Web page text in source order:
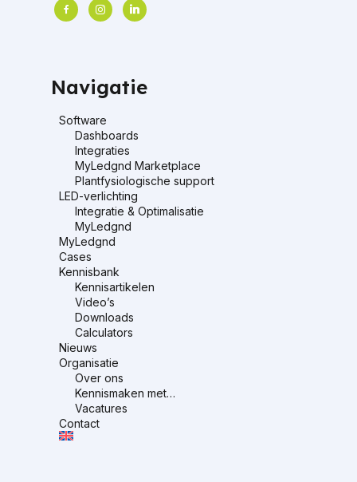
facebookinstagramlinkedin
Navigatie
Software
Dashboards
Integraties
MyLedgnd Marketplace
Plantfysiologische support
LED-verlichting
Integratie & Optimalisatie
MyLedgnd
MyLedgnd
Cases
Kennisbank
Kennisartikelen
Video’s
Downloads
Calculators
Nieuws
Organisatie
Over ons
Kennismaken met…
Vacatures
Contact